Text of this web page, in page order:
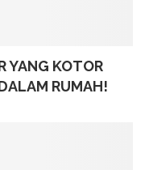
YANG KOTOR
RUMAH!